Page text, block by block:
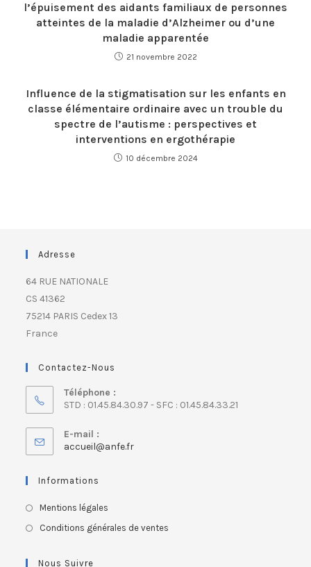
l’épuisement des aidants familiaux de personnes
atteintes de la maladie d’Alzheimer ou d’une
maladie apparentée
21 novembre 2022
Influence de la stigmatisation sur les enfants en
classe élémentaire ordinaire avec un trouble du
spectre de l’autisme : perspectives et
interventions en ergothérapie
10 décembre 2024
Adresse
64 RUE NATIONALE
CS 41362
75214 PARIS Cedex 13
France
Contactez-Nous
Téléphone :
STD : 01.45.84.30.97 - SFC : 01.45.84.33.21
E-mail :
accueil@anfe.fr
Informations
Mentions légales
Conditions générales de ventes
Nous Suivre